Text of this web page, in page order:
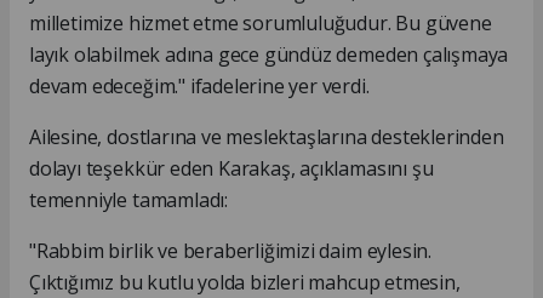
milletimize hizmet etme sorumluluğudur. Bu güvene
layık olabilmek adına gece gündüz demeden çalışmaya
devam edeceğim." ifadelerine yer verdi.
Ailesine, dostlarına ve meslektaşlarına desteklerinden
dolayı teşekkür eden Karakaş, açıklamasını şu
temenniyle tamamladı:
"Rabbim birlik ve beraberliğimizi daim eylesin.
Çıktığımız bu kutlu yolda bizleri mahcup etmesin,